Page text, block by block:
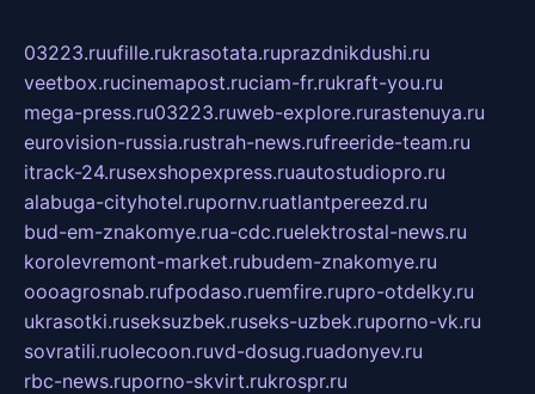
03223.ruufille.rukrasotata.ruprazdnikdushi.ru
veetbox.rucinemapost.ruciam-fr.rukraft-you.ru
mega-press.ru03223.ruweb-explore.rurastenuya.ru
eurovision-russia.rustrah-news.rufreeride-team.ru
itrack-24.rusexshopexpress.ruautostudiopro.ru
alabuga-cityhotel.rupornv.ruatlantpereezd.ru
bud-em-znakomye.rua-cdc.ruelektrostal-news.ru
korolevremont-market.rubudem-znakomye.ru
oooagrosnab.rufpodaso.ruemfire.rupro-otdelky.ru
ukrasotki.ruseksuzbek.ruseks-uzbek.ruporno-vk.ru
sovratili.ruolecoon.ruvd-dosug.ruadonyev.ru
rbc-news.ruporno-skvirt.rukrospr.ru